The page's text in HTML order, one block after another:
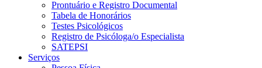
Prontuário e Registro Documental
Tabela de Honorários
Testes Psicológicos
Registro de Psicóloga/o Especialista
SATEPSI
Serviços